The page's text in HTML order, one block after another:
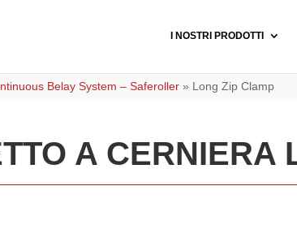
I NOSTRI PRODOTTI
Belay System – Saferoller » Long Zip Clamp
A CERNIERA